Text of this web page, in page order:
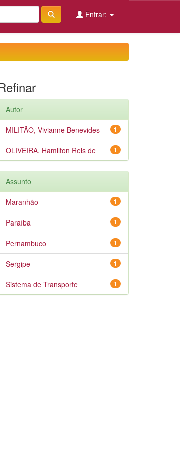
Entrar:
Autor
1
MILITÃO, Vivianne Benevides
1
OLIVEIRA, Hamilton Reis de
Assunto
1
Maranhão
1
Paraíba
1
Pernambuco
1
Sergipe
1
Sistema de Transporte